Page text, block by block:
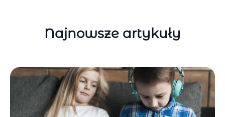
Najnowsze artykuły